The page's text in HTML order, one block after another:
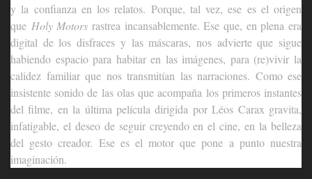
y la confianza en los relatos. Porque, tal vez, ese es el origen
que Holy Motorsrastrea incansablemente. Ese que, en plena era
digital de los disfraces y las máscaras, nos advierte que sigue
habiendo espacio para habitar en las imágenes, para (re)vivir la
calidez familiar que nos transmitían las narraciones. Como ese
insistente sonido de las olas que acompaña los primeros instantes
del filme, en la última película dirigida por Léos Carax gravita,
infatigable, el deseo de seguir creyendo en el cine, en la belleza
del gesto creador. Ese es el motor que pone a punto nuestra
imaginación.